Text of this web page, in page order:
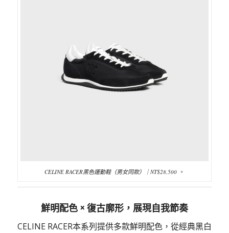
CELINE RACER黑色運動鞋（男女同款）｜NT$28,500 。
鮮明配色 × 復古廓形，展現自我節奏
CELINE RACER本系列提供多款鮮明配色，從經典黑白